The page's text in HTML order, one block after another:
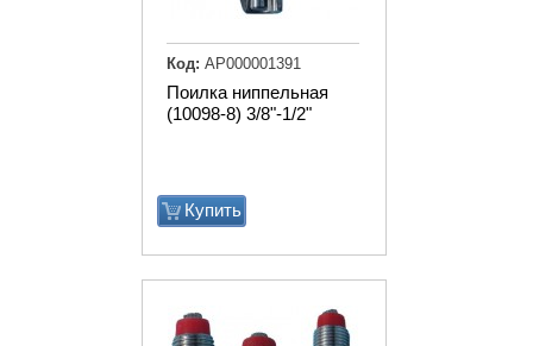
Поилка ниппельная
(10098-8) 3/8"-1/2"
Купить
Код: АР000001391